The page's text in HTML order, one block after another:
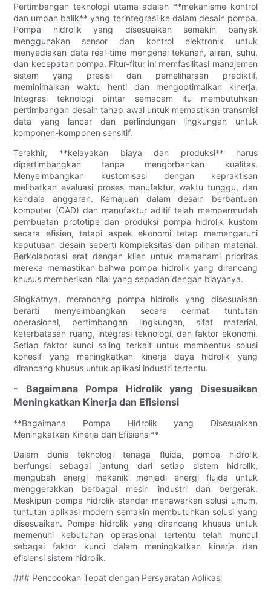
Pertimbangan teknologi utama adalah **mekanisme kontrol
dan umpan balik** yang terintegrasi ke dalam desain pompa.
Pompa hidrolik yang disesuaikan semakin banyak
menggunakan sensor dan kontrol elektronik untuk
menyediakan data real-time mengenai tekanan, aliran, suhu,
dan kecepatan pompa. Fitur-fitur ini memfasilitasi manajemen
sistem yang presisi dan pemeliharaan prediktif,
meminimalkan waktu henti dan mengoptimalkan kinerja.
Integrasi teknologi pintar semacam itu membutuhkan
pertimbangan desain tahap awal untuk memastikan transmisi
data yang lancar dan perlindungan lingkungan untuk
komponen-komponen sensitif.
Terakhir, **kelayakan biaya dan produksi** harus
dipertimbangkan tanpa mengorbankan kualitas.
Menyeimbangkan kustomisasi dengan kepraktisan
melibatkan evaluasi proses manufaktur, waktu tunggu, dan
kendala anggaran. Kemajuan dalam desain berbantuan
komputer (CAD) dan manufaktur aditif telah mempermudah
pembuatan prototipe dan produksi pompa hidrolik kustom
secara efisien, tetapi aspek ekonomi tetap memengaruhi
keputusan desain seperti kompleksitas dan pilihan material.
Berkolaborasi erat dengan klien untuk memahami prioritas
mereka memastikan bahwa pompa hidrolik yang dirancang
khusus memberikan nilai yang sepadan dengan biayanya.
Singkatnya, merancang pompa hidrolik yang disesuaikan
berarti menyeimbangkan secara cermat tuntutan
operasional, pertimbangan lingkungan, sifat material,
keterbatasan ruang, integrasi teknologi, dan faktor ekonomi.
Setiap faktor kunci saling terkait untuk membentuk solusi
kohesif yang meningkatkan kinerja daya hidrolik yang
dirancang khusus untuk aplikasi industri tertentu.
- Bagaimana Pompa Hidrolik yang Disesuaikan
Meningkatkan Kinerja dan Efisiensi
**Bagaimana Pompa Hidrolik yang Disesuaikan
Meningkatkan Kinerja dan Efisiensi**
Dalam dunia teknologi tenaga fluida, pompa hidrolik
berfungsi sebagai jantung dari setiap sistem hidrolik,
mengubah energi mekanik menjadi energi fluida untuk
menggerakkan berbagai mesin industri dan bergerak.
Meskipun pompa hidrolik standar menawarkan solusi umum,
tuntutan aplikasi modern semakin membutuhkan solusi yang
disesuaikan. Pompa hidrolik yang dirancang khusus untuk
memenuhi kebutuhan operasional tertentu telah muncul
sebagai faktor kunci dalam meningkatkan kinerja dan
efisiensi sistem hidrolik.
### Pencocokan Tepat dengan Persyaratan Aplikasi